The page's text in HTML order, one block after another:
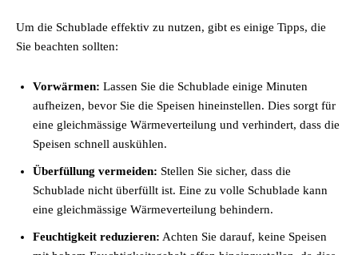
Um die Schublade effektiv zu nutzen, gibt es einige Tipps, die
Sie beachten sollten:
Vorwärmen: Lassen Sie die Schublade einige Minuten
aufheizen, bevor Sie die Speisen hineinstellen. Dies sorgt für
eine gleichmässige Wärmeverteilung und verhindert, dass die
Speisen schnell auskühlen.
Überfüllung vermeiden: Stellen Sie sicher, dass die
Schublade nicht überfüllt ist. Eine zu volle Schublade kann
eine gleichmässige Wärmeverteilung behindern.
Feuchtigkeit reduzieren: Achten Sie darauf, keine Speisen